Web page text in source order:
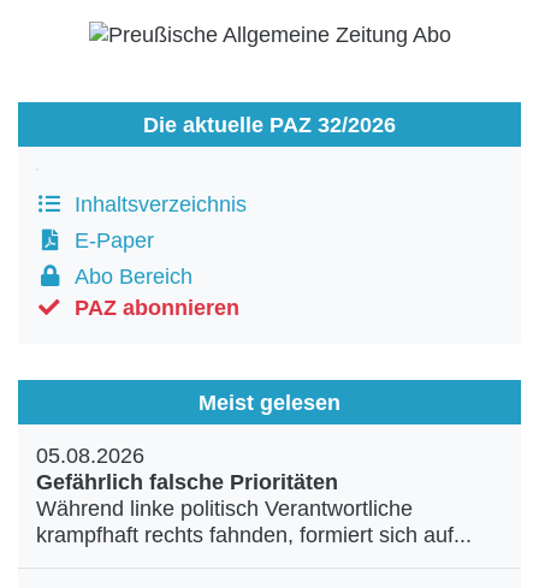
Die aktuelle PAZ 32/2026
Inhaltsverzeichnis
E-Paper
Abo Bereich
PAZ abonnieren
Meist gelesen
05.08.2026
Gefährlich falsche Prioritäten
Während linke politisch Verantwortliche
krampfhaft rechts fahnden, formiert sich auf...